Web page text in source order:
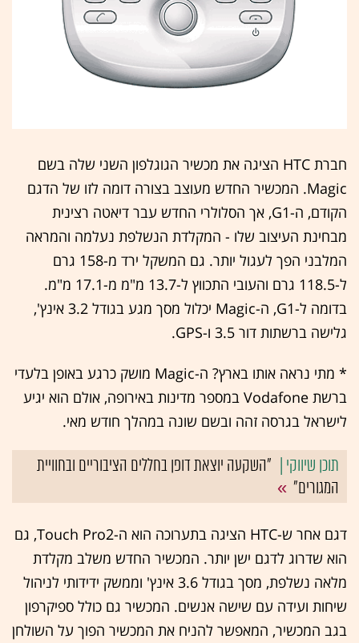
חברת HTC הציגה את מכשיר הגוגלפון השני שלה בשם
Magic. המכשיר החדש מעוצב בצורה דומה לזו של הדגם
הקודם, ה-G1, אך הסלולרי החדש עבר דיאטה רצינית
מבחינת העיצוב שלו - המקלדת הנשלפת נעלמה והמראה
המלבני הפך לעגול יותר. גם המשקל ירד מ-158 גרם
ל-118.5 גרם והעובי התכווץ ל-13.7 מ"מ מ-17.1 מ"מ.
בדומה ל-G1, ה-Magic יכלול מסך מגע בגודל 3.2 אינץ',
גלישה ברשתות דור 3.5 ו-GPS.
* מתי נראה אותו בארץ? ה-Magic מושק כרגע באופן בלעדי
ברשת Vodafone במספר מדינות באירופה, אולם הוא יגיע
לישראל בגרסה זהה ובשם שונה במהלך חודש מאי.
"השקעה יוצאת דופן בחללים הציבוריים ובחוויית
המגורים"
דגם אחר ש-HTC הציגה בתערוכה הוא ה-Touch Pro2, גם
הוא שדרוג לדגם ישן יותר. המכשיר החדש משלב מקלדת
מלאה נשלפת, מסך בגודל 3.6 אינץ' וממשק ידידותי לניהול
שיחות ועידה עם שישה אנשים. המכשיר גם כולל ספיקרפון
בגב המכשיר, המאפשר להניח את המכשיר הפוך על השולחן